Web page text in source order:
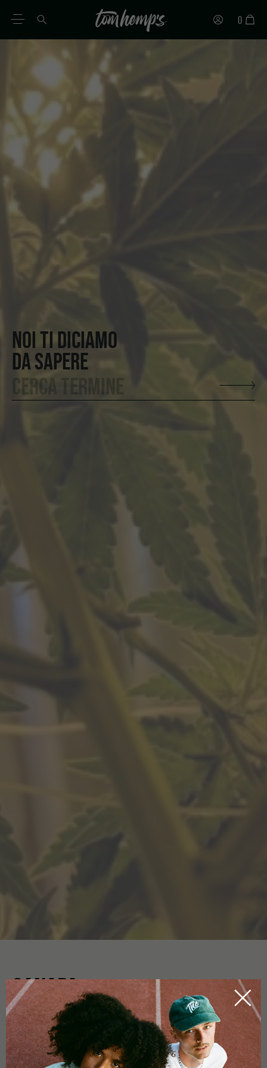
DE ES FR
0
NOI TI DICIAMO
DA SAPERE
CANAPA
HOME CBDICTIONARY
La canapa, nel sensogenerico di coltura, richiede un uso
limitato di fertilizzanti e spray ed è, non solo per questom una